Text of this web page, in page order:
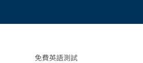
免費英語測試